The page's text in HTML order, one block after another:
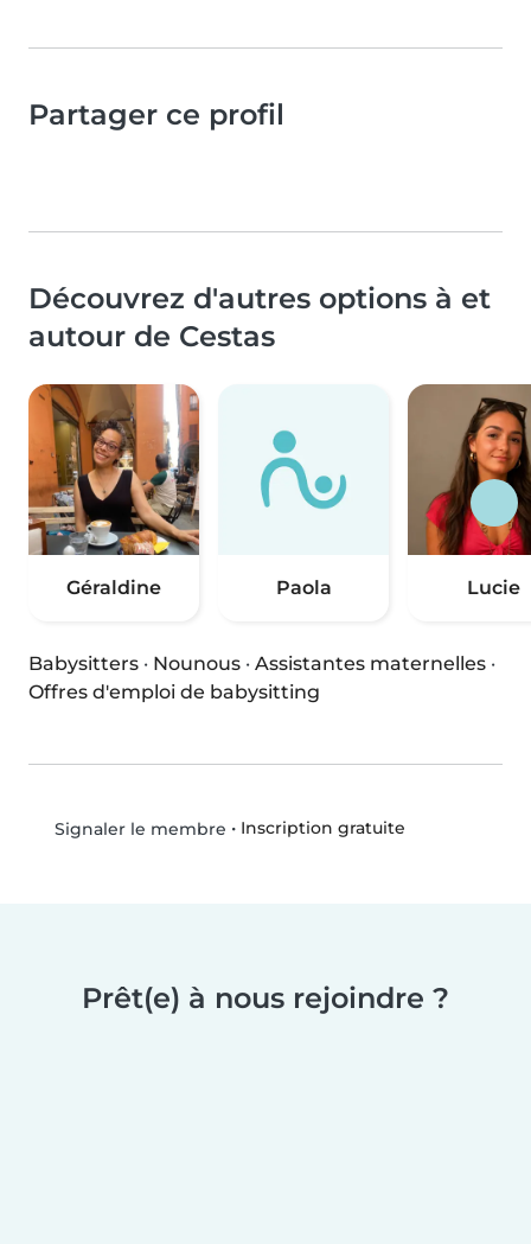
Partager ce profil
Découvrez d'autres options à et
autour de Cestas
Géraldine Paola Lucie
Babysitters · Nounous · Assistantes maternelles ·
Offres d'emploi de babysitting
Signaler le membre • Inscription gratuite
Prêt(e) à nous rejoindre ?